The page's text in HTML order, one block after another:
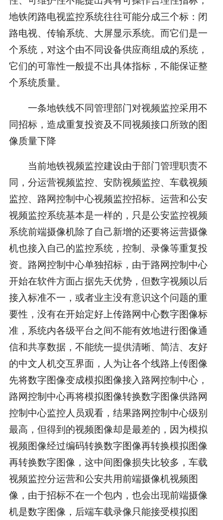
地铁闭路电视监控系统往往可能分成三个标：闭
路电视、传输系统、大屏显示系统。而它们是一
个系统，对这个由不同设备供应商组成的系统，
它们的可靠性一般提不出具体指标，不能保证整
个系统质量。
一条地铁线不同管理部门对视频监控采用不
同招标，造成重复投资及不同视频接口所致的图
像质量下降
当前地铁视频监控建设由于部门管理职责不
同，分运营视频监控、安防视频监控、车载视频
监控、路网控制中心视频监控招标。运营和公安
视频监控系统基本是一样的，只是公安监控视频
系统前端摄像机除了自己新增的还要将运营摄像
机也接入自己的监控系统，控制、录像等重复投
资。路网控制中心单独招标，由于路网控制中心
开始在软件方面占据先天优势，但数字视频以后
接入标准不一，或者业主没有意识这个问题的重
要性，没有在开始定好上传路网中心数字图像标
准，系统内各级平台之间不能有效地进行图像通
信和共享数据，不能统一提供清晰、简洁、友好
的中文人机交互界面，人为让各个线路上传图像
先将数字图像变成模拟图像接入路网控制中心，
路网控制中心再将模拟图像转换数字图像供路网
控制中心监控人员观看，结果路网控制中心级别
最高，但得到的视频图像却是最差的，因为模拟
视频图像经过编码转换数字图像再转换模拟图像
再转换数字图像，这中间图像损失比较多，车载
视频监控分运营和公安共用前端摄像机视频图
像，由于招标不在一个包内，也会出现前端摄像
机是数字图像，后端车载录像只能接受模拟图